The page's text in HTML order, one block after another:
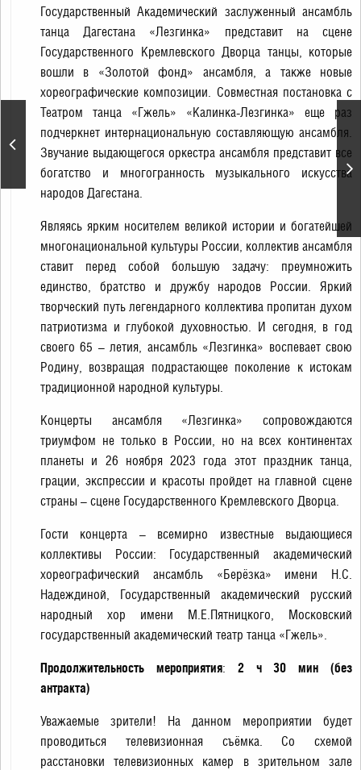
Концерт Гузель Уразовой
Государственный Академический заслуженный ансамбль
танца Дагестана «Лезгинка» представит на сцене
Государственного Кремлевского Дворца танцы, которые
вошли в «Золотой фонд» ансамбля, а также новые
хореографические композиции. Совместная постановка с
Театром танца «Гжель» «Калинка-Лезгинка» еще раз
подчеркнет интернациональную составляющую ансамбля.
Звучание выдающегося оркестра ансамбля представит все
богатство и многогранность музыкального искусства
народов Дагестана.
Являясь ярким носителем великой истории и богатейшей
многонациональной культуры России, коллектив ансамбля
ставит перед собой большую задачу: преумножить
единство, братство и дружбу народов России. Яркий
творческий путь легендарного коллектива пропитан духом
патриотизма и глубокой духовностью. И сегодня, в год
своего 65 – летия, ансамбль «Лезгинка» воспевает свою
Родину, возвращая подрастающее поколение к истокам
традиционной народной культуры.
Концерты ансамбля «Лезгинка» сопровождаются
триумфом не только в России, но на всех континентах
планеты и 26 ноября 2023 года этот праздник танца,
грации, экспрессии и красоты пройдет на главной сцене
страны – сцене Государственного Кремлевского Дворца.
Гости концерта – всемирно известные выдающиеся
коллективы России: Государственный академический
хореографический ансамбль «Берёзка» имени Н.С.
Надеждиной, Государственный академический русский
народный хор имени М.Е.Пятницкого, Московский
государственный академический театр танца «Гжель».
Продолжительность мероприятия: 2 ч 30 мин (без
антракта)
Уважаемые зрители! На данном мероприятии будет
проводиться телевизионная съёмка. Со схемой
расстановки телевизионных камер в зрительном зале